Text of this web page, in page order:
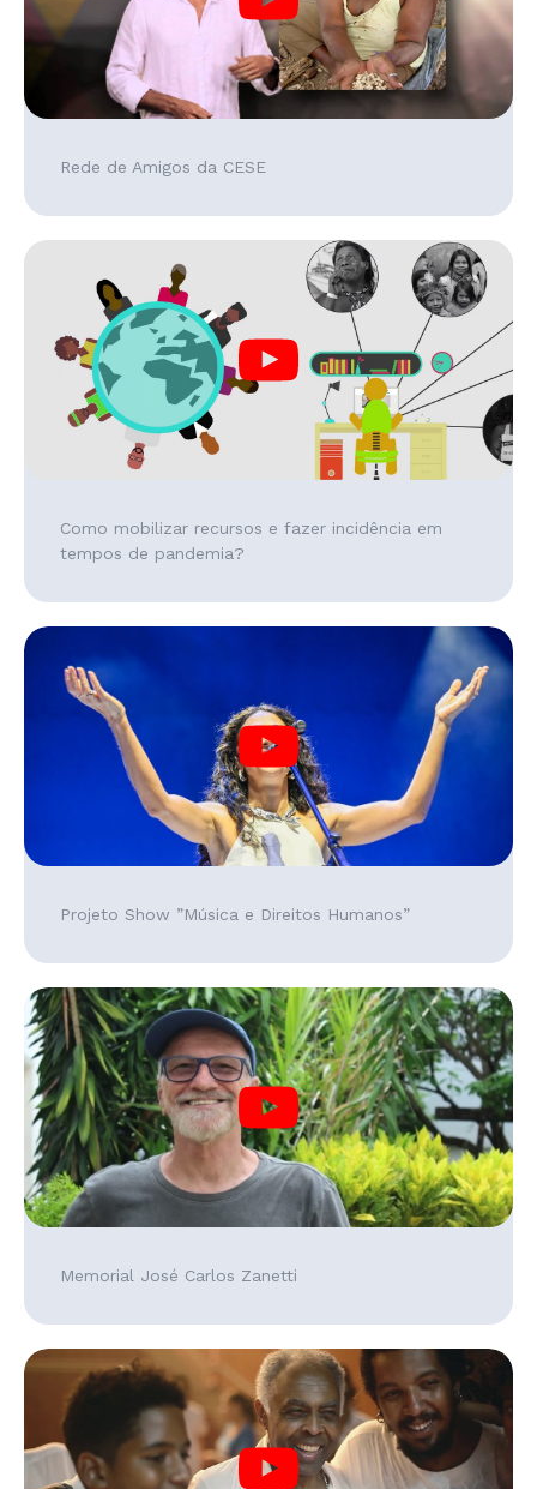
Rede de Amigos da CESE
Como mobilizar recursos e fazer incidência em
tempos de pandemia?
Projeto Show ”Música e Direitos Humanos”
Memorial José Carlos Zanetti